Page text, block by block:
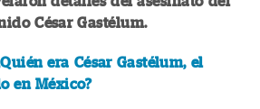
César Gastélum.
era César Gastélum, el
en México?